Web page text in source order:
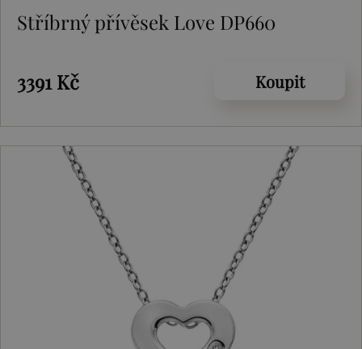
Stříbrný přívěsek Love DP660
3391 Kč Koupit